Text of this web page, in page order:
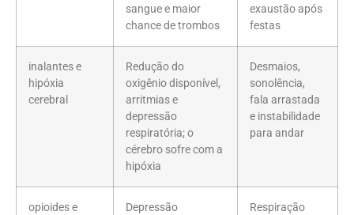
sangue e maior
chance de trombos
exaustão após
festas
inalantes e
hipóxia
cerebral
Redução do
oxigênio disponível,
arritmias e
depressão
respiratória; o
cérebro sofre com a
hipóxia
Desmaios,
sonolência,
fala arrastada
e instabilidade
para andar
opioides e
Depressão
Respiração